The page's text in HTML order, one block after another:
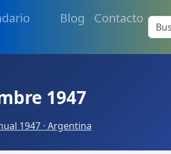
Blog Contacto
1947
1947 · Argentina